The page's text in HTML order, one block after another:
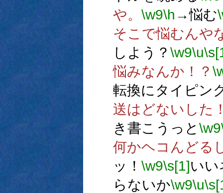
や。 \w9\h →悩む
そこで悩むんや
しよう？ \w9\u
悩みなんか！？
転換にタイピン
送はどないした
き書こうっと \w9
何かヘコんどる
ッ！ \w9\s[1]いい
らないか\w9\u